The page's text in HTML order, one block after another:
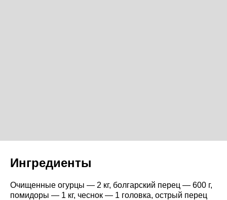
Ингредиенты
Очищенные огурцы — 2 кг, болгарский перец — 600 г,
помидоры — 1 кг, чеснок — 1 головка, острый перец